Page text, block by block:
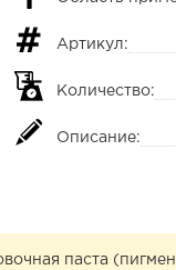
Артикул:
Количество:
Описание:
паста